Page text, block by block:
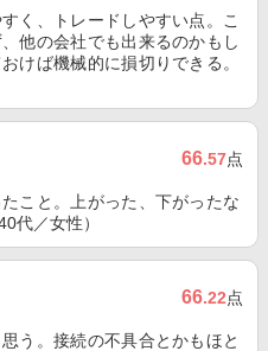
く、トレードしやすい点。こ
他の会社でも出来るのかもし
けば機械的に損切りできる。
66.57点
こと。上がった、下がったな
代／女性）
66.22点
う。接続の不具合とかもほと